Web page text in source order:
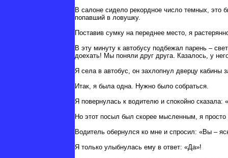
В салоне сидело рекордное число темных, это
попавший в ловушку.
Поставив сумку на переднее место, я
В эту минуту к автобусу подбежал парень –
доехать! Мы поняли друг друга. Казалось, у
Я села в автобус, он захлопнул дверцу кабины
Итак, я была одна. Нужно было собраться.
Я повернулась к водителю и спокойно
Но этот посыл был скорее мысленным, я
Водитель обернулся ко мне и спросил: «Вы –
Я только улыбнулась ему в ответ: «Да»!